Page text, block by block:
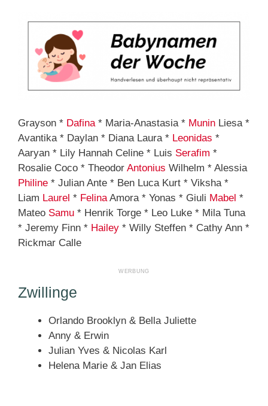
Grayson * Dafina * Maria-Anastasia * Munin Liesa *
Avantika * Daylan * Diana Laura * Leonidas *
Aaryan * Lily Hannah Celine * Luis Serafim *
Rosalie Coco * Theodor Antonius Wilhelm * Alessia
Philine * Julian Ante * Ben Luca Kurt * Viksha *
Liam Laurel * Felina Amora * Yonas * Giuli Mabel *
Mateo Samu * Henrik Torge * Leo Luke * Mila Tuna
* Jeremy Finn * Hailey * Willy Steffen * Cathy Ann *
Rickmar Calle
Zwillinge
Orlando Brooklyn & Bella Juliette
Anny & Erwin
Julian Yves & Nicolas Karl
Helena Marie & Jan Elias